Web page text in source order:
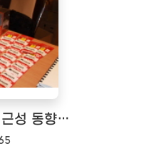
2011 장애인 정보접근성 동향 세미나 <2011.05.12>
: